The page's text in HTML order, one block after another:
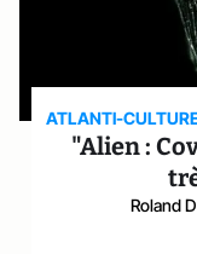
ATLANTI-
"Alien :
Roland